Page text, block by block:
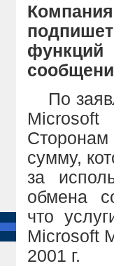
функций
По
Microsoft
сумму,
за
обмена
что
Microsoft
2001 г.